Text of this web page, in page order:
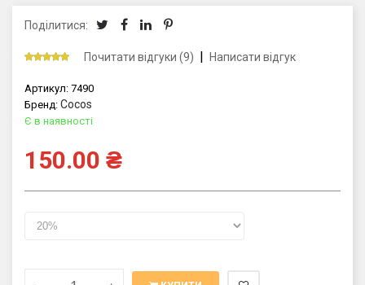
Поділитися:
Почитати відгуки (9) Написати відгук
Артикул: 7490
Бренд: Cocos
Є в наявності
150.00 ₴